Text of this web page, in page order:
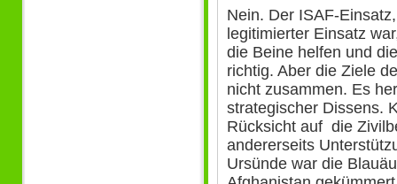
Nein. Der ISAF-
legitimierter Einsatz
die Beine helfen und
richtig. Aber die Ziele
nicht zusammen. Es
strategischer Dissens.
Rücksicht auf die
andererseits
Ursünde war die